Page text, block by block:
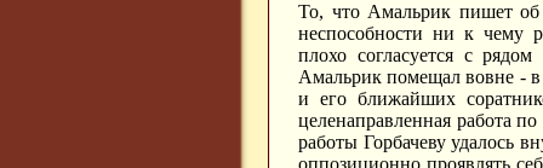
То, что Амальрик пишет об
неспособности ни к чему
плохо согласуется с
Амальрик помещал вовне -
и его ближайших
целенаправленная работа
работы Горбачеву удалось